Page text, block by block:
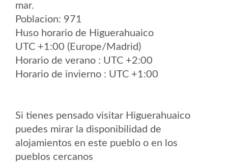
mar.
Poblacion: 971
Huso horario de Higuerahuaico
UTC +1:00 (Europe/Madrid)
Horario de verano : UTC +2:00
Horario de invierno : UTC +1:00
Si tienes pensado visitar Higuerahuaico
puedes mirar la disponibilidad de
alojamientos en este pueblo o en los
pueblos cercanos